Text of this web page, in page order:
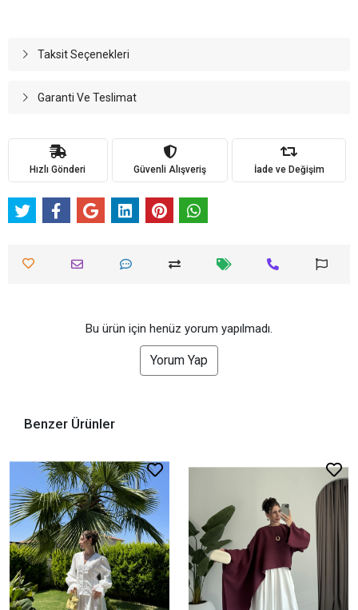
Taksit Seçenekleri
Garanti Ve Teslimat
Hızlı Gönderi Güvenli Alışveriş İade ve Değişim
Bu ürün için henüz yorum yapılmadı.
Yorum Yap
Benzer Ürünler